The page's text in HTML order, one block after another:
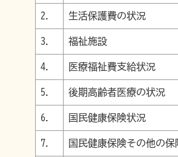
2. 生活保護費の状況
3. 福祉施設
4. 医療福祉費支給状況
5. 後期高齢者医療の状況
6. 国民健康保険状況
7. 国民健康保険その他の